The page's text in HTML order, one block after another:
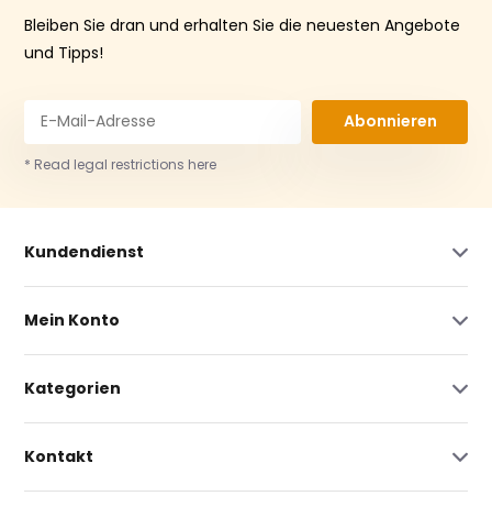
Bleiben Sie dran und erhalten Sie die neuesten Angebote
und Tipps!
Abonnieren
* Read legal restrictions here
Kundendienst
Mein Konto
Kategorien
Kontakt